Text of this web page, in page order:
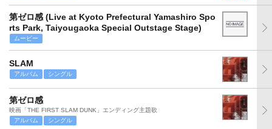
第ゼロ感 (Live at Kyoto Prefectural Yamashiro Spo
rts Park, Taiyougaoka Special Outstage Stage)
ムービー
SLAM
アルバム シングル
第ゼロ感
映画「THE FIRST SLAM DUNK」エンディング主題歌
アルバム
シングル